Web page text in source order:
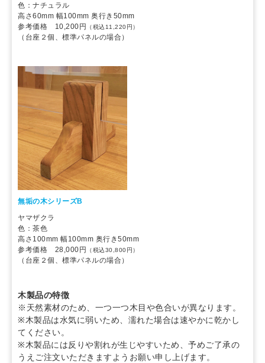
色：ナチュラル
高さ60mm 幅100mm 奥行き50mm
参考価格 10,200円 （税込11,220円）
（台座２個、標準パネルの場合）
無垢の木シリーズB
ヤマザクラ
色：茶色
高さ100mm 幅100mm 奥行き50mm
参考価格 28,000円 （税込30,800円）
（台座２個、標準パネルの場合）
木製品の特徴
※天然素材のため、一つ一つ木目や色合いが異なります。
※木製品は水気に弱いため、濡れた場合は速やかに乾かし
てください。
※木製品には反りや割れが生じやすいため、予めご了承の
うえご注文いただきますようお願い申し上げます。